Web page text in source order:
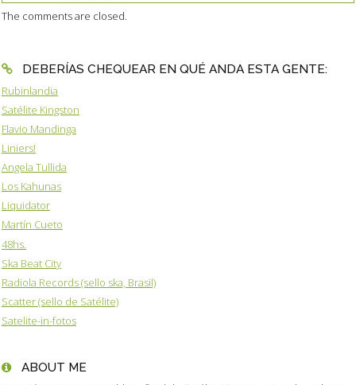
The comments are closed.
DEBERÍAS CHEQUEAR EN QUÉ ANDA ESTA GENTE:
Rubinlandia
Satélite Kingston
Flavio Mandinga
Liniers!
Angela Tullida
Los Kahunas
Liquidator
Martín Cueto
48hs.
Ska Beat City
Radiola Records (sello ska, Brasil)
Scatter (sello de Satélite)
Satelite-in-fotos
ABOUT ME